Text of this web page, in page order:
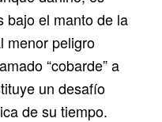
bajo el manto de la
menor peligro
“cobarde” a
un desafío
de su tiempo.